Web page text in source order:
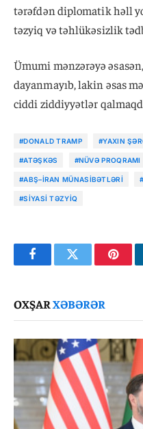
tərəfdən diplomatik həll
təzyiq və təhlükəsizlik
Ümumi mənzərəyə
dayanmayıb, lakin əsas
ciddi ziddiyyətlər
#DONALD TRAMP #YAXIN
#ATƏŞKƏS #NÜVƏ PROQRAMI
#ABŞ–İRAN MÜNASIBƏTLƏRI
#SIYASI TƏZYIQ
FacebookTwitter
OXŞARXƏBƏRƏR